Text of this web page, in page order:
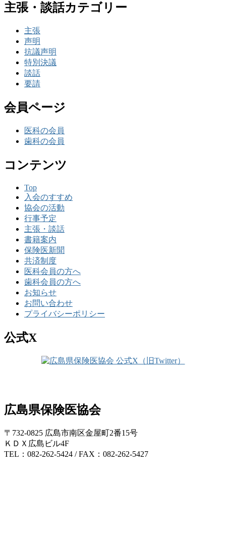
主張・談話カテゴリー
主張
声明
抗議声明
特別決議
談話
要請
会員ページ
医科の会員
歯科の会員
コンテンツ
Top
入会のすすめ
協会の活動
行事予定
主張・談話
書籍案内
保険医新聞
共済制度
医科会員の方へ
歯科会員の方へ
お知らせ
お問い合わせ
プライバシーポリシー
公式X
広島県保険医協会
〒732-0825 広島市南区金屋町2番15号
ＫＤＸ広島ビル4F
TEL：082-262-5424 / FAX：082-262-5427